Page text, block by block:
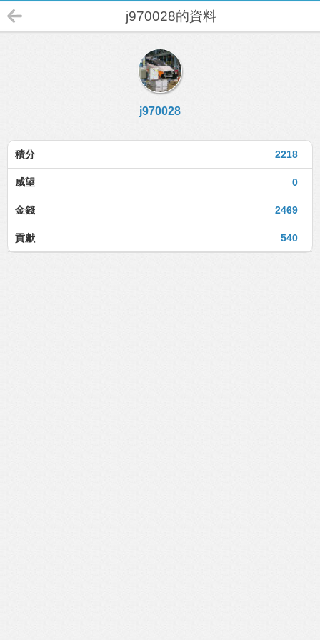
j970028的資料
j970028
2218
積分
0
威望
2469
金錢
540
貢獻